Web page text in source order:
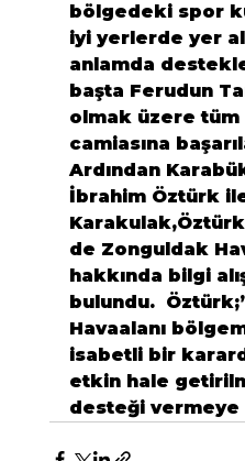
bölgedeki spor
iyi yerlerde yer
anlamda
başta Ferudun
olmak üzere tüm
camiasına
Ardından
İbrahim Öztürk
de Zonguldak
hakkında bilgi
bulundu.
Havaalanı
isabetli bir
etkin hale
desteği vermeye